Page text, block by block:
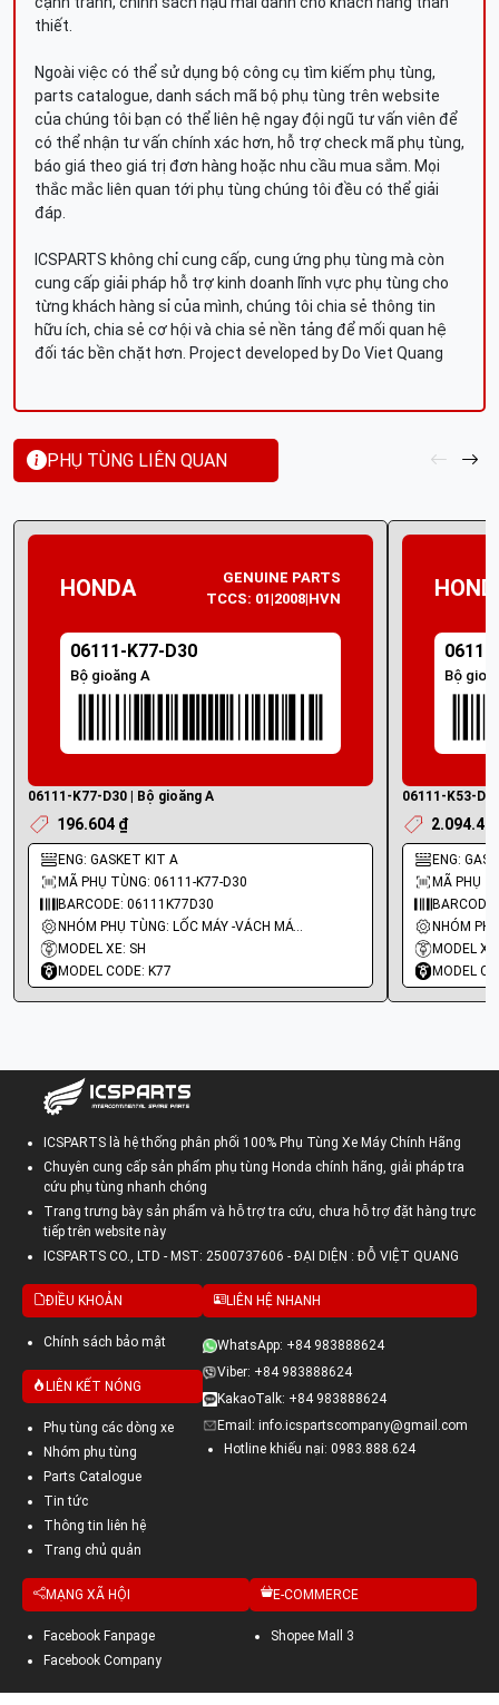
thiết.
Ngoài việc có thể sử dụng bộ công cụ tìm kiếm phụ tùng,
parts catalogue, danh sách mã bộ phụ tùng trên website
của chúng tôi bạn có thể liên hệ ngay đội ngũ tư vấn viên để
có thể nhận tư vấn chính xác hơn, hỗ trợ check mã phụ tùng,
báo giá theo giá trị đơn hàng hoặc nhu cầu mua sắm. Mọi
thắc mắc liên quan tới phụ tùng chúng tôi đều có thể giải
đáp.
ICSPARTS không chỉ cung cấp, cung ứng phụ tùng mà còn
cung cấp giải pháp hỗ trợ kinh doanh lĩnh vực phụ tùng cho
từng khách hàng sỉ của mình, chúng tôi chia sẻ thông tin
hữu ích, chia sẻ cơ hội và chia sẻ nền tảng để mối quan hệ
đối tác bền chặt hơn. Project developed by Do Viet Quang
PHỤ TÙNG LIÊN QUAN
HONDA
GENUINE PARTS
TCCS: 01|2008|HVN
06111-K77-D30
Bộ gioăng A
06111-K77-D30 | Bộ gioăng A
196.604 ₫
ENG: GASKET KIT A
MÃ PHỤ TÙNG: 06111-K77-D30
BARCODE: 06111K77D30
NHÓM PHỤ TÙNG: LỐC MÁY -VÁCH MÁY - GIOĂNG MÁY
MODEL XE: SH
MODEL CODE: K77
Bộ
06111-K53-
ENG:
MÃ PHỤ
MODEL
MODEL
ICSPARTS là hệ thống phân phối 100% Phụ Tùng Xe Máy Chính Hãng
Chuyên cung cấp sản phẩm phụ tùng Honda chính hãng, giải pháp tra
cứu phụ tùng nhanh chóng
Trang trưng bày sản phẩm và hỗ trợ tra cứu, chưa hỗ trợ đặt hàng trực
tiếp trên website này
ICSPARTS CO., LTD - MST: 2500737606 - ĐẠI DIỆN : ĐỖ VIỆT QUANG
ĐIỀU KHOẢN
Chính sách bảo mật
LIÊN KẾT NÓNG
Phụ tùng các dòng xe
Nhóm phụ tùng
Parts Catalogue
Tin tức
Thông tin liên hệ
Trang chủ quản
LIÊN HỆ NHANH
WhatsApp: +84 983888624
Viber: +84 983888624
KakaoTalk: +84 983888624
Email: info.icspartscompany@gmail.com
Hotline khiếu nại: 0983.888.624
MẠNG XÃ HỘI
Facebook Fanpage
Facebook Company
E-COMMERCE
Shopee Mall 3